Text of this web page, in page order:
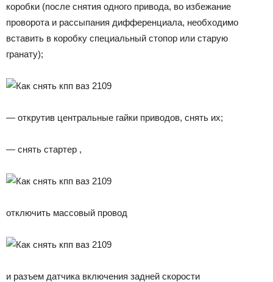
коробки (после снятия одного привода, во избежание
проворота и рассыпания дифференциала, необходимо
вставить в коробку специальный стопор или старую
гранату);
— открутив центральные гайки приводов, снять их;
— снять стартер ,
отключить массовый провод
и разъем датчика включения задней скорости